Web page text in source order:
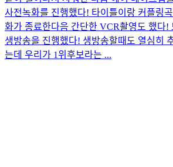
사전녹화를 진행했다! 타이틀이랑 커플링
화가 종료한다음 간단한 VCR촬영도 했다!
생방송을 진행했다! 생방송할때도 열심히
는데 우리가 1위후보라는 ...